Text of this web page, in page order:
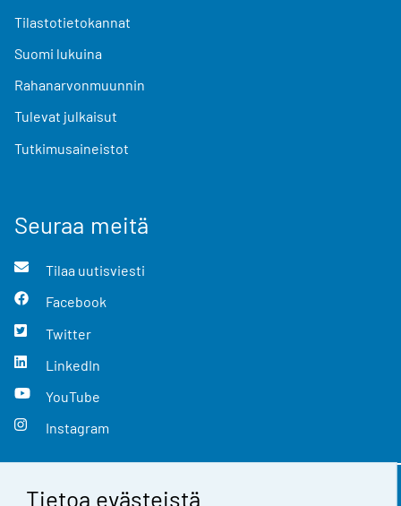
Tietoa evästeistä
Tilastotietokannat
Suomi lukuina
Rahanarvonmuunnin
Tulevat julkaisut
Tutkimusaineistot
Seuraa meitä
Tilaa uutisviesti
Facebook
Twitter
LinkedIn
YouTube
Instagram